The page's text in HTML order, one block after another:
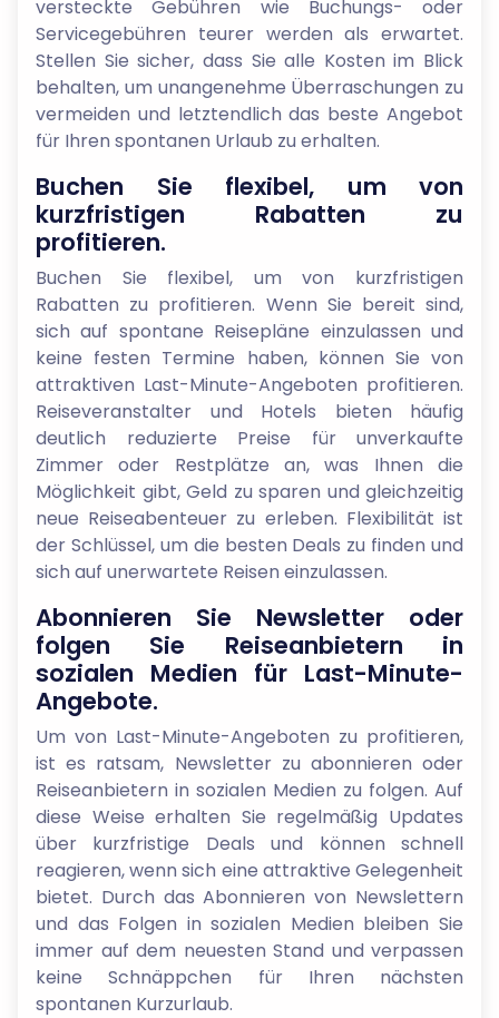
versteckte Gebühren wie Buchungs- oder
Servicegebühren teurer werden als erwartet.
Stellen Sie sicher, dass Sie alle Kosten im Blick
behalten, um unangenehme Überraschungen zu
vermeiden und letztendlich das beste Angebot
für Ihren spontanen Urlaub zu erhalten.
Buchen Sie flexibel, um von
kurzfristigen Rabatten zu
profitieren.
Buchen Sie flexibel, um von kurzfristigen
Rabatten zu profitieren. Wenn Sie bereit sind,
sich auf spontane Reisepläne einzulassen und
keine festen Termine haben, können Sie von
attraktiven Last-Minute-Angeboten profitieren.
Reiseveranstalter und Hotels bieten häufig
deutlich reduzierte Preise für unverkaufte
Zimmer oder Restplätze an, was Ihnen die
Möglichkeit gibt, Geld zu sparen und gleichzeitig
neue Reiseabenteuer zu erleben. Flexibilität ist
der Schlüssel, um die besten Deals zu finden und
sich auf unerwartete Reisen einzulassen.
Abonnieren Sie Newsletter oder
folgen Sie Reiseanbietern in
sozialen Medien für Last-Minute-
Angebote.
Um von Last-Minute-Angeboten zu profitieren,
ist es ratsam, Newsletter zu abonnieren oder
Reiseanbietern in sozialen Medien zu folgen. Auf
diese Weise erhalten Sie regelmäßig Updates
über kurzfristige Deals und können schnell
reagieren, wenn sich eine attraktive Gelegenheit
bietet. Durch das Abonnieren von Newslettern
und das Folgen in sozialen Medien bleiben Sie
immer auf dem neuesten Stand und verpassen
keine Schnäppchen für Ihren nächsten
spontanen Kurzurlaub.